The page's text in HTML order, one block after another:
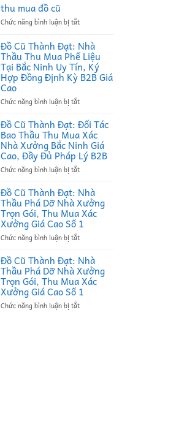
thu mua đồ cũ
Chức năng bình luận bị tắtở
mua
đồ
cũ
Đồ Cũ Thành Đạt: Nhà
Thầu Thu Mua Phế Liệu
Tại Bắc Ninh Uy Tín, Ký
Hợp Đồng Định Kỳ B2B Giá
Cao
Chức năng bình luận bị tắtở
Cũ
Thành
Đạt:
Nhà
Thầu
Thu
Phế
Liệu
Tại
Bắc
Ninh
Uy
Ký
Hợp
Đồng
Định
Kỳ
B2B
Đồ Cũ Thành Đạt: Đối Tác
Bao Thầu Thu Mua Xác
Nhà Xưởng Bắc Ninh Giá
Cao, Đầy Đủ Pháp Lý B2B
Chức năng bình luận bị tắtở
Cũ
Thành
Đạt:
Đối
Tác
Bao
Thu
Mua
Xác
Nhà
Xưởng
Bắc
Đồ Cũ Thành Đạt: Nhà
Thầu Phá Dỡ Nhà Xưởng
Trọn Gói, Thu Mua Xác
Xưởng Giá Cao Số 1
Chức năng bình luận bị tắtở
Cũ
Thành
Đạt:
Nhà
Thầu
Phá
Đồ Cũ Thành Đạt: Nhà
Thầu Phá Dỡ Nhà Xưởng
Trọn Gói, Thu Mua Xác
Xưởng Giá Cao Số 1
Chức năng bình luận bị tắtở